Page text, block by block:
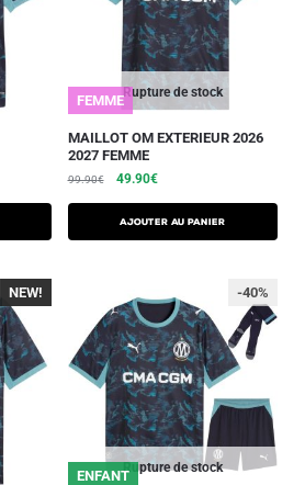
Rupture de stock
FEMME
MAILLOT OM EXTERIEUR 2026
2027 FEMME
99.90€ 49.90€
AJOUTER AU PANIER
-40%
NEW!
Rupture de stock
ENFANT
-40%